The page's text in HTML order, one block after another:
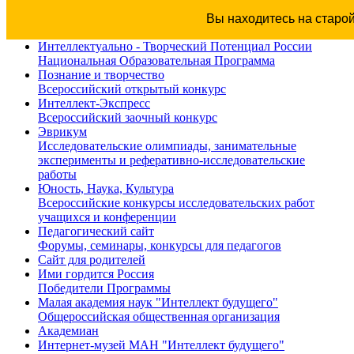
Вы находитесь на
Интеллектуально - Творческий Потенциал России
Национальная Образовательная Программа
Познание и творчество
Всероссийский открытый конкурс
Интеллект-Экспресс
Всероссийский заочный конкурс
Эврикум
Исследовательские олимпиады, занимательные
эксперименты и реферативно-исследовательские
работы
Юность, Наука, Культура
Всероссийские конкурсы исследовательских работ
учащихся и конференции
Педагогический сайт
Форумы, семинары, конкурсы для педагогов
Сайт для родителей
Ими гордится Россия
Победители Программы
Малая академия наук "Интеллект будущего"
Общероссийская общественная организация
Академиан
Интернет-музей МАН "Интеллект будущего"